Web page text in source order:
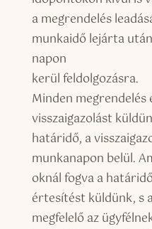
a megrendelés
munkaidő lejárta
napon
kerül feldolgozásra.
Minden megrendelés
visszaigazolást
határidő, a
munkanapon belül.
oknál fogva a
értesítést küldünk, s
megfelelő az